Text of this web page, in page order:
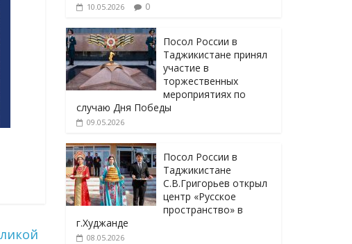
10.05.2026 0
Посол России в
Таджикистане принял
участие в
торжественных
мероприятиях по
случаю Дня Победы
09.05.2026
Посол России в
Таджикистане
С.В.Григорьев открыл
центр «Русское
пространство» в
г.Худжанде
08.05.2026